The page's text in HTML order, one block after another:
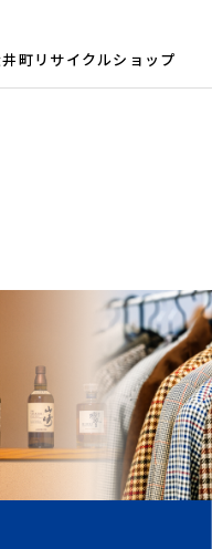
町リサイクルショップ